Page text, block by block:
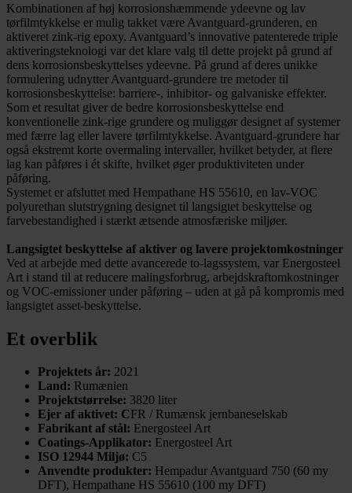
Kombinationen af høj korrosionshæmmende ydeevne og lav
tørfilmtykkelse er mulig takket være Avantguard-grunderen, en
aktiveret zink-rig epoxy. Avantguard’s innovative patenterede triple
aktiveringsteknologi var det klare valg til dette projekt på grund af
dens korrosionsbeskyttelses ydeevne. På grund af deres unikke
formulering udnytter Avantguard-grundere tre metoder til
korrosionsbeskyttelse: barriere-, inhibitor- og galvaniske effekter.
Som et resultat giver de bedre korrosionsbeskyttelse end
konventionelle zink-rige grundere og muliggør designet af systemer
med færre lag eller lavere tørfilmtykkelse. Avantguard-grundere har
også ekstremt korte overmaling intervaller, hvilket betyder, at flere
lag kan påføres i ét skifte, hvilket øger produktiviteten under
påføring.
Systemet er afsluttet med Hempathane HS 55610, en lav-VOC
polyurethan slutstrygning designet til langsigtet beskyttelse og
farvebestandighed i stærkt ætsende atmosfæriske miljøer.
Langsigtet beskyttelse af aktiver og lavere projektomkostninger
Ved at arbejde med dette avancerede to-lagssystem, var Energosteel
Art i stand til at reducere malingsforbrug, arbejdskraftomkostninger
og VOC-emissioner under påføring – uden at gå på kompromis med
langsigtet asset-beskyttelse.
Et overblik
Projektets år: 2021
Land: Rumænien
Projektstørrelse: 3820 liter
Ejer af aktivet: CFR / Rumænsk jernbaneselskab
Fabrikant af stål: Energosteel Art
Coatings-Applikator: Energosteel Art
ISO 12944 Miljø: C5
Anvendte produkter: Hempadur Avantguard 750 (60 my
DFT), Hempathane HS 55610 (100 my DFT)